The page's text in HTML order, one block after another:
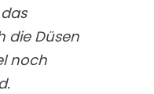
die Düsen
noch